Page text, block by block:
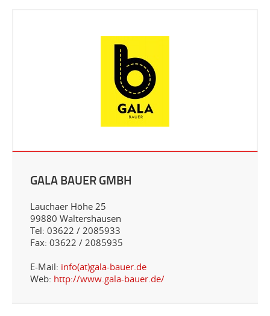
GALA BAUER GMBH
Lauchaer Höhe 25
99880 Waltershausen
Tel: 03622 / 2085933
Fax: 03622 / 2085935
E-Mail: info(at)gala-bauer.de
Web: http://www.gala-bauer.de/